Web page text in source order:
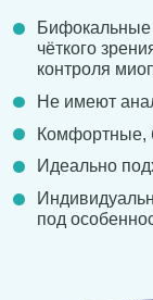
Бифокальные
чёткого
контроля
Не имеют
Комфортные,
Идеально
под